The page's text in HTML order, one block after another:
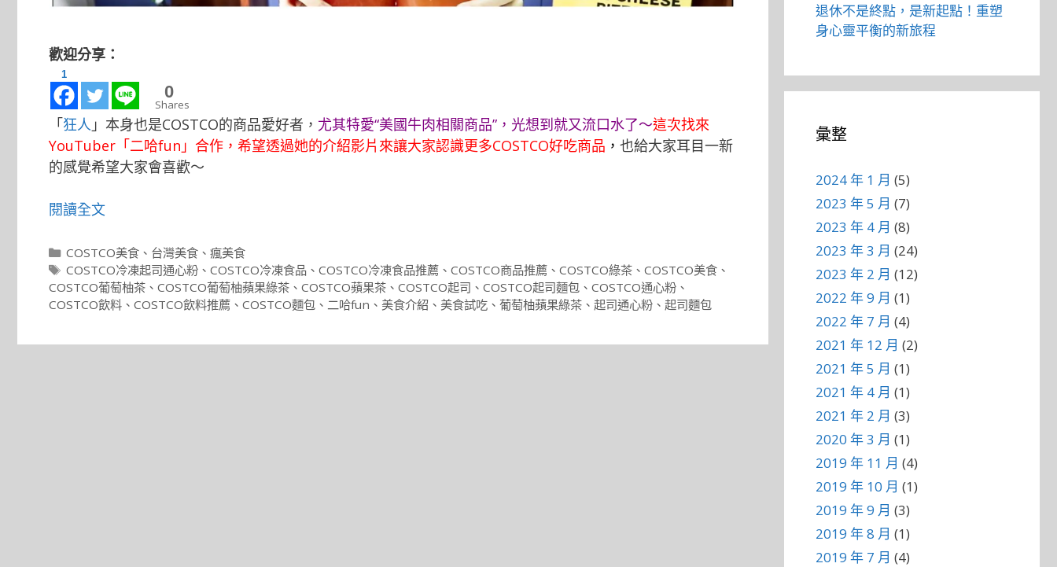
歡迎分享：
1
0
Shares
「狂人 」本身也是COSTCO的商品愛好者， 尤其特愛“美國牛肉相關商品”，光想到就又流口水了～這次找來
YouTuber「二哈fun 」合作，希望透過她的介紹影片來讓大家認識更多COSTCO好吃商品 ， 也給大家耳目一新
的感覺希望大家會喜歡～
閱讀全文
分
類
COSTCO美食 、 台灣美食 、瘋美食
標
籤
COSTCO冷凍起司通心粉 、COSTCO冷凍食品 、COSTCO冷凍食品推薦 、COSTCO商品推薦 、COSTCO綠茶 、COSTCO美食 、
COSTCO葡萄柚茶 、 COSTCO葡萄柚蘋果綠茶 、 COSTCO蘋果茶 、 COSTCO起司 、 COSTCO起司麵包 、 COSTCO通心粉 、
COSTCO飲料 、 COSTCO飲料推薦 、 COSTCO麵包 、 二哈fun 、 美食介紹 、 美食試吃 、 葡萄柚蘋果綠茶 、 起司通心粉 、 起司麵包
退休不是終點，是新起點！重塑
身心靈平衡的新旅程
彙整
2024 年 1 月 (5)
2023 年 5 月 (7)
2023 年 4 月 (8)
2023 年 3 月 (24)
2023 年 2 月 (12)
2022 年 9 月 (1)
2022 年 7 月 (4)
2021 年 12 月 (2)
2021 年 5 月 (1)
2021 年 4 月 (1)
2021 年 2 月 (3)
2020 年 3 月 (1)
2019 年 11 月 (4)
2019 年 10 月 (1)
2019 年 9 月 (3)
2019 年 8 月 (1)
2019 年 7 月 (4)